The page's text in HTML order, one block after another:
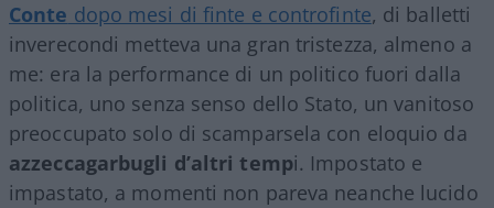
Conte dopo mesi di finte e controfinte, di balletti
inverecondi metteva una gran tristezza, almeno a
me: era la performance di un politico fuori dalla
politica, uno senza senso dello Stato, un vanitoso
preoccupato solo di scamparsela con eloquio da
azzeccagarbugli d’altri tempi. Impostato e
impastato, a momenti non pareva neanche lucido